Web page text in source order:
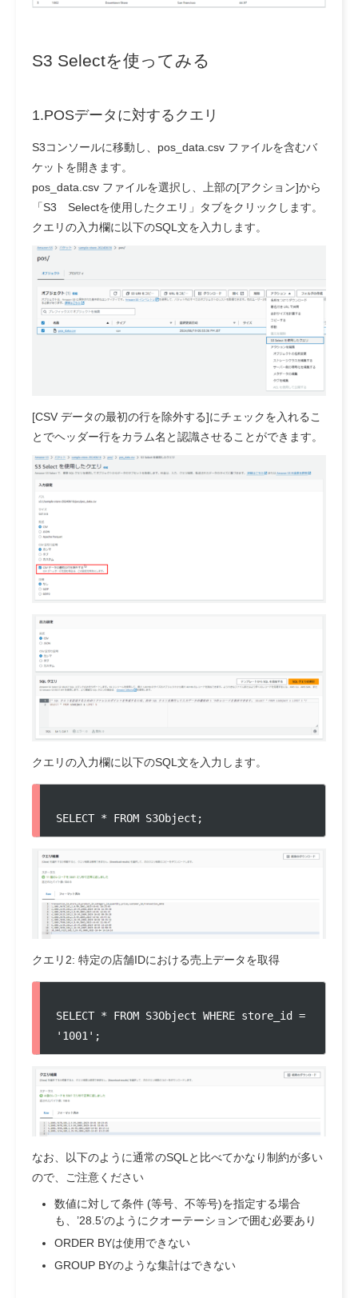
S3 Selectを使ってみる
1.POSデータに対するクエリ
S3コンソールに移動し、pos_data.csv ファイルを含むバ
ケットを開きます。
pos_data.csv ファイルを選択し、上部の[アクション]から
「S3 Selectを使用したクエリ」タブをクリックします。
クエリの入力欄に以下のSQL文を入力します。
[CSV データの最初の行を除外する]にチェックを入れるこ
とでヘッダー行をカラム名と認識させることができます。
クエリの入力欄に以下のSQL文を入力します。
SELECT * FROM S3Object;
クエリ2: 特定の店舗IDにおける売上データを取得
SELECT * FROM S3Object WHERE store_id =
'1001';
なお、以下のように通常のSQLと比べてかなり制約が多い
ので、ご注意ください
数値に対して条件 (等号、不等号)を指定する場合
も、’28.5’のようにクオーテーションで囲む必要あり
ORDER BYは使用できない
GROUP BYのような集計はできない